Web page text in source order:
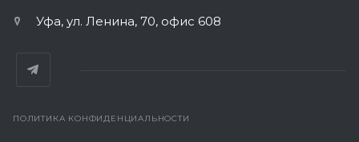
Уфа, ул. Ленина, 70, офис 608
ПОЛИТИКА КОНФИДЕНЦИАЛЬНОСТИ